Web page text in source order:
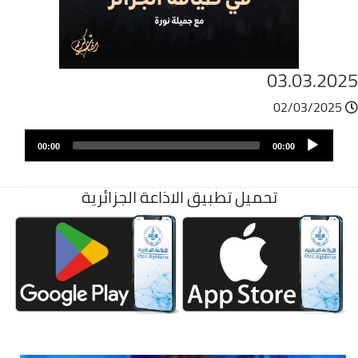
02/03/2025
ملفAudio
Player
00:00
00:00
تحميل تطبيق الاذاعة الجزائرية